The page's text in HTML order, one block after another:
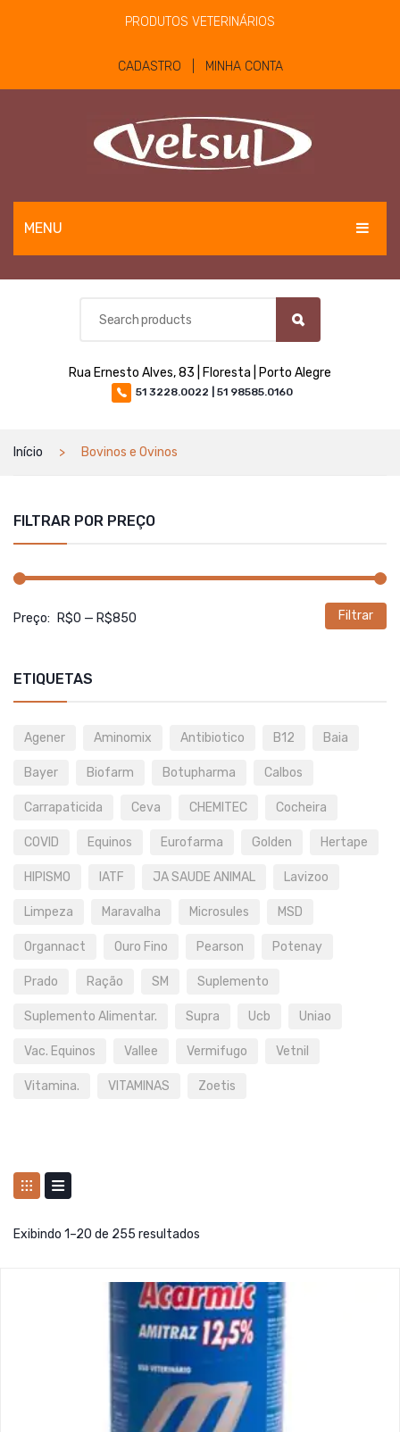
PRODUTOS VETERINÁRIOS
CADASTRO | MINHA CONTA
MENU
EQUINOS
BOVINOS E OVINOS
MATERIAIS E EQUIPAMENTOS
Rua Ernesto Alves, 83 | Floresta | Porto Alegre
51 3228.0022 | 51 98585.0160
Início Bovinos e Ovinos
FILTRAR POR PREÇO
Filtrar
Preço: R$0 — R$850
ETIQUETAS
Agener Aminomix Antibiotico B12 Baia
Bayer Biofarm Botupharma Calbos
Carrapaticida Ceva CHEMITEC Cocheira
COVID Equinos Eurofarma Golden Hertape
HIPISMO IATF JA SAUDE ANIMAL Lavizoo
Limpeza Maravalha Microsules MSD
Organnact Ouro Fino Pearson Potenay
Prado Ração SM Suplemento
Suplemento Alimentar. Supra Ucb Uniao
Vac. Equinos Vallee Vermifugo Vetnil
Vitamina. VITAMINAS Zoetis
Exibindo 1–20 de 255 resultados